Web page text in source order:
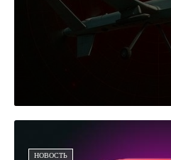
НОВОСТЬ